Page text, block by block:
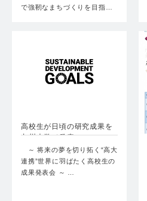
で強靭なまちづくりを目指…
高校生が日頃の研究成果を
九州大学で発表
～ 将来の夢を切り拓く“高大
連携”世界に羽ばたく高校生の
成果発表会 ～ …